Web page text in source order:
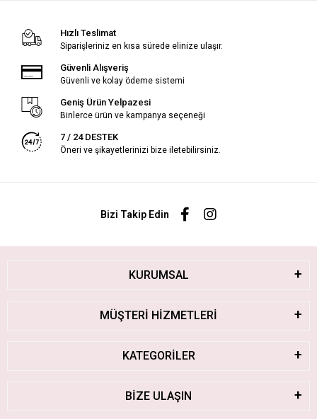
Hızlı Teslimat
Siparişleriniz en kısa sürede elinize ulaşır.
Güvenli Alışveriş
Güvenli ve kolay ödeme sistemi
Geniş Ürün Yelpazesi
Binlerce ürün ve kampanya seçeneği
7 / 24 DESTEK
Öneri ve şikayetlerinizi bize iletebilirsiniz.
Bizi Takip Edin
KURUMSAL
MÜŞTERİ HİZMETLERİ
KATEGORİLER
BİZE ULAŞIN